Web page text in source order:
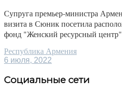
Супруга премьер-министра
визита в Сюник посетила
фонд "Женский ресурсный
Республика Армения
6 июля, 2022
Социальные сети